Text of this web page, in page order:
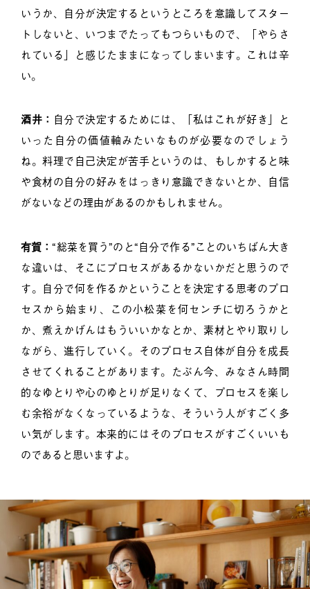
いうか、自分が決定するというところを意識してスター
トしないと、いつまでたってもつらいもので、「やらさ
れている」と感じたままになってしまいます。これは辛
い。
酒井： 自分で決定するためには、「私はこれが好き」と
いった自分の価値軸みたいなものが必要なのでしょう
ね。料理で自己決定が苦手というのは、もしかすると味
や食材の自分の好みをはっきり意識できないとか、自信
がないなどの理由があるのかもしれません。
有賀：“総菜を買う”のと“自分で作る”ことのいちばん大き
な違いは、そこにプロセスがあるかないかだと思うので
す。自分で何を作るかということを決定する思考のプロ
セスから始まり、この小松菜を何センチに切ろうかと
か、煮えかげんはもういいかなとか、素材とやり取りし
ながら、進行していく。そのプロセス自体が自分を成長
させてくれることがあります。たぶん今、みなさん時間
的なゆとりや心のゆとりが足りなくて、プロセスを楽し
む余裕がなくなっているような、そういう人がすごく多
い気がします。本来的にはそのプロセスがすごくいいも
のであると思いますよ。